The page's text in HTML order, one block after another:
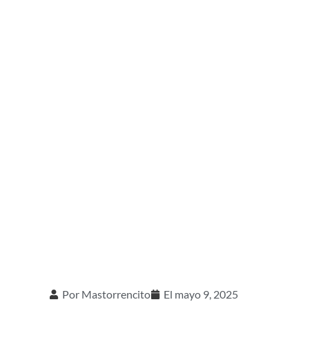
Por Mastorrencito El mayo 9, 2025